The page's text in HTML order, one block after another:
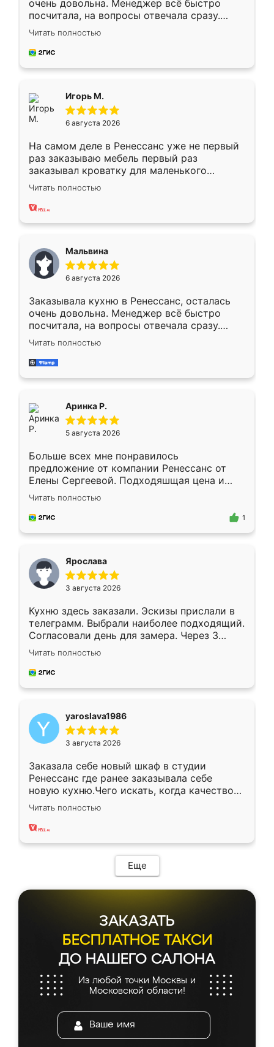
очень довольна. Менеджер всё быстро
посчитала, на вопросы отвечала сразу.
Замерщик приехал в субботу, подошёл к
делу со всей ответственностью. Собрали
за день, ребята работали аккуратно, даже
Читать полностью
Игорь М.
6 августа 2026
На самом деле в Ренессанс уже не первый
раз заказываю мебель первый раз
заказывал кроватку для маленького
ребёнка при его рождении ,во второй раз
заказал шкаф-купе. По качеству очень
хорошее сборка достаточно быстрая,
меньше, здесь же он более разнообразный.
Мне нравится ,если что-то потребуется из
мебели буду заказывать только здесь.
Читать полностью
Мальвина
6 августа 2026
Заказывала кухню в Ренессанс, осталась
очень довольна. Менеджер всё быстро
посчитала, на вопросы отвечала сразу.
Замерщик приехал в субботу, подошёл к
делу со всей ответственностью. Собрали
за день, ребята работали аккуратно, даже
Читать полностью
Аринка Р.
5 августа 2026
Больше всех мне понравилось
предложение от компании Ренессанс от
Елены Сергеевой. Подходяшщая цена и
короткие сроки изготовления. Приехавший
для замера сотрудник Владислав
предложил по моему эскизу самый
Читать полностью
1
Ярослава
3 августа 2026
Кухню здесь заказали. Эскизы прислали в
телеграмм. Выбрали наиболее подходящий.
Согласовали день для замера. Через 3
недели кухня была уже готова. Остались
довольны работой. Спасибо Ренессанс
мебель за качественную работу!
Читать полностью
yaroslava1986
3 августа 2026
Заказала себе новый шкаф в студии
Ренессанс где ранее заказывала себе
новую кухню.Чего искать, когда качеством
вполне довольна. Служит кухня уже почти
два года, нареканий нет.
Читать полностью
Еще
ЗАКАЗАТЬ
БЕСПЛАТНОЕ ТАКСИ
ДО НАШЕГО САЛОНА
Из любой точки Москвы и
Московской области!